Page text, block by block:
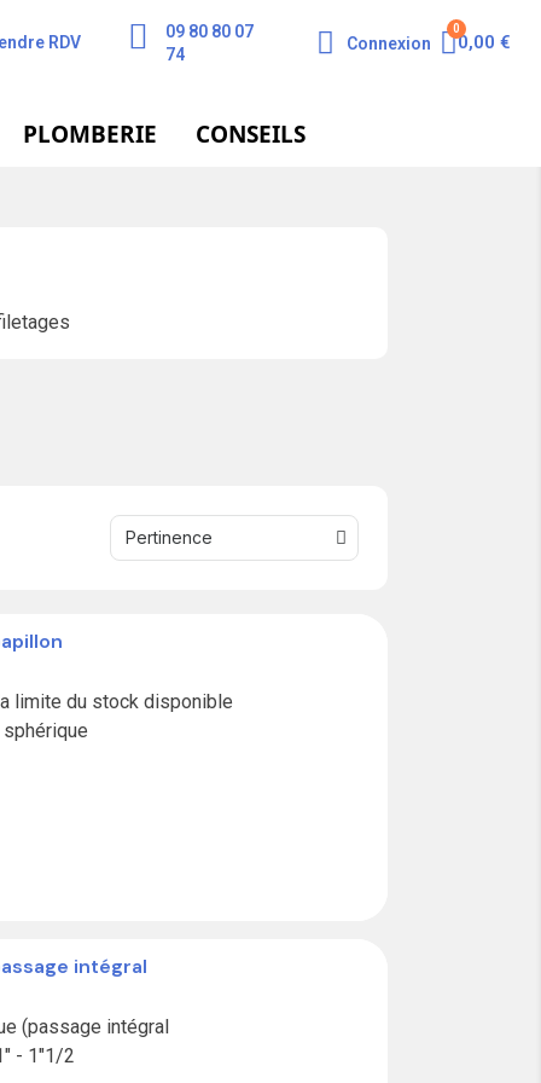
RDV
09 80 80 07
74
Connexion 0,00 €
PLOMBERIE CONSEILS
la limite du stock disponible
intégral
(passage intégral
- 1"1/2